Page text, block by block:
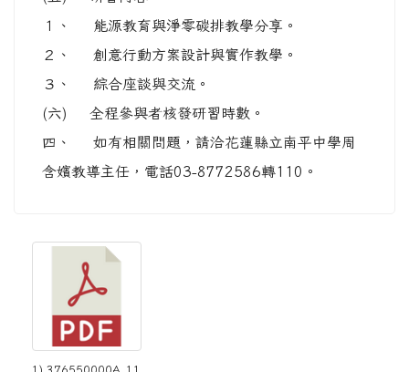
１、 能源教育與淨零碳排教學分享。
２、 創意行動方案設計與實作教學。
３、 綜合座談與交流。
(六) 全程參與者核發研習時數。
四、 如有相關問題，請洽花蓮縣立南平中學周
含嬪教導主任，電話03-8772586轉110。